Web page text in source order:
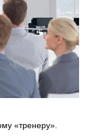
«тренеру».